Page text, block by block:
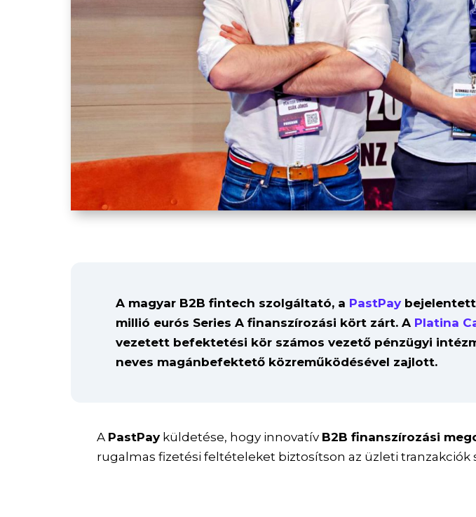
A magyar B2B fintech szolgáltató, a PastPay
millió eurós Series A finanszírozási kört zárt. A Platina
vezetett befektetési kör számos vezető pénzügyi
neves magánbefektető közreműködésével zajlott.
A PastPayküldetése, hogy innovatív B2B finanszírozási
rugalmas fizetési feltételeket biztosítson az üzleti tranzakciók